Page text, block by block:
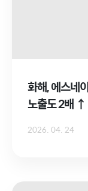
화해, 에스네
노출도 2배 ↑
2026. 04. 24